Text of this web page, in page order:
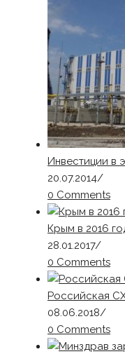
Инвестиции в
20.07.2014/
0 Comments
Крым в 2016
28.01.2017/
0 Comments
Российская
08.06.2018/
0 Comments